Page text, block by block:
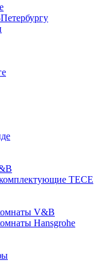
TECE
V&B
Hansgrohe